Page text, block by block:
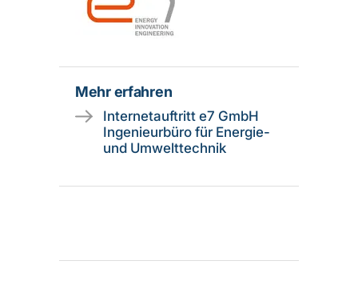
Mehr erfahren
Internetauftritt e7 GmbH
Ingenieurbüro für Energie-
und Umwelttechnik